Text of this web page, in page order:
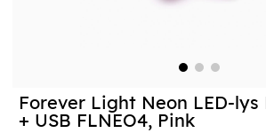
Forever Light Neon LED-
+ USB FLNEO4, Pink